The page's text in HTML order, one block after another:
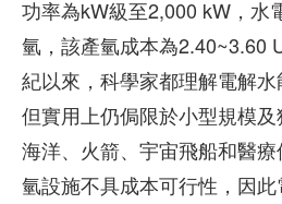
功率為kW級至2,000 kW，水
氫，該產氫成本為2.40~3.60
紀以來，科學家都理解電解水
但實用上仍侷限於小型規模
海洋、火箭、宇宙飛船和醫
氫設施不具成本可行性，因